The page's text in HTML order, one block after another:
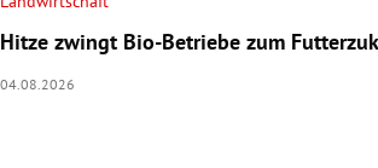
Hitze zwingt Bio-Betriebe zum
04.08.2026
Gastronomie